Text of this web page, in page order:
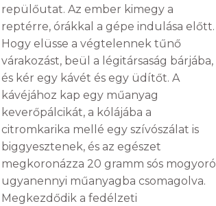
repülőutat. Az ember kimegy a
reptérre, órákkal a gépe indulása előtt.
Hogy elüsse a végtelennek tűnő
várakozást, beül a légitársaság bárjába,
és kér egy kávét és egy üdítőt. A
kávéjához kap egy műanyag
keverőpálcikát, a kólájába a
citromkarika mellé egy szívószálat is
biggyesztenek, és az egészet
megkoronázza 20 gramm sós mogyoró
ugyanennyi műanyagba csomagolva.
Megkezdődik a fedélzeti